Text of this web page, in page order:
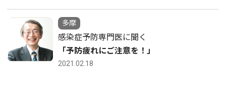
多摩
感染症予防専門医に聞く
「予防疲れにご注意を！」
2021.02.18